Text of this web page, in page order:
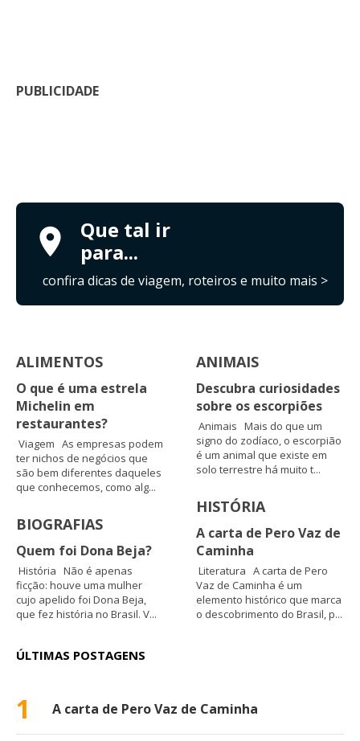
PUBLICIDADE
Que tal ir
para...
confira dicas de viagem, roteiros e muito mais >
ALIMENTOS
O que é uma estrela
Michelin em
restaurantes?
Viagem As empresas podem
ter nichos de negócios que
são bem diferentes daqueles
que conhecemos, como alg...
BIOGRAFIAS
Quem foi Dona Beja?
História Não é apenas
ficção: houve uma mulher
cujo apelido foi Dona Beja,
que fez história no Brasil. V...
ANIMAIS
Descubra curiosidades
sobre os escorpiões
Animais Mais do que um
signo do zodíaco, o escorpião
é um animal que existe em
solo terrestre há muito t...
HISTÓRIA
A carta de Pero Vaz de
Caminha
Literatura A carta de Pero
Vaz de Caminha é um
elemento histórico que marca
o descobrimento do Brasil, p...
ÚLTIMAS POSTAGENS
1 A carta de Pero Vaz de Caminha